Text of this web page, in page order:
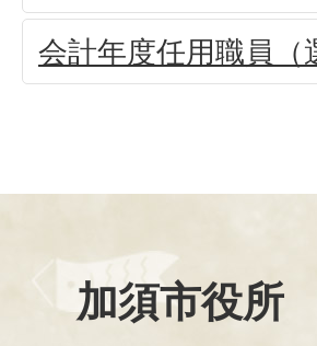
会計年度任用職員（
加須市役所